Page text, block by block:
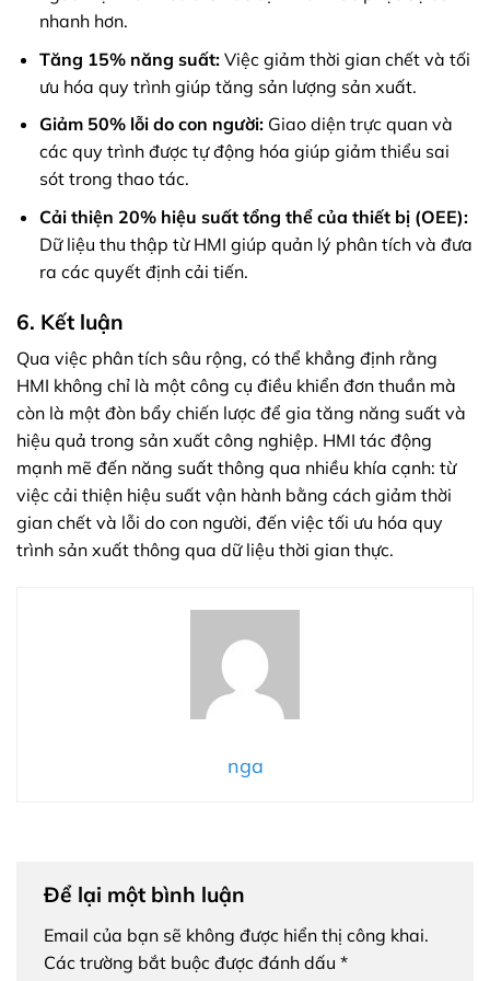
nhanh hơn.
Tăng 15% năng suất:Việc giảm thời gian chết và tối
ưu hóa quy trình giúp tăng sản lượng sản xuất.
Giảm 50% lỗi do con người:Giao diện trực quan và
các quy trình được tự động hóa giúp giảm thiểu sai
sót trong thao tác.
Cải thiện 20% hiệu suất tổng thể của thiết bị (OEE):
Dữ liệu thu thập từ HMI giúp quản lý phân tích và đưa
ra các quyết định cải tiến.
6. Kết luận
Qua việc phân tích sâu rộng, có thể khẳng định rằng
HMI không chỉ là một công cụ điều khiển đơn thuần mà
còn là một đòn bẩy chiến lược để gia tăng năng suất và
hiệu quả trong sản xuất công nghiệp. HMI tác động
mạnh mẽ đến năng suất thông qua nhiều khía cạnh: từ
việc cải thiện hiệu suất vận hành bằng cách giảm thời
gian chết và lỗi do con người, đến việc tối ưu hóa quy
trình sản xuất thông qua dữ liệu thời gian thực.
nga
Để lại một bình luận
Email của bạn sẽ không được hiển thị công khai.
Các trường bắt buộc được đánh dấu *